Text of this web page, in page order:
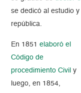
se dedicó al estudio
república.
En 1851elaboró el
Código de
procedimiento Civil y
luego, en 1854,